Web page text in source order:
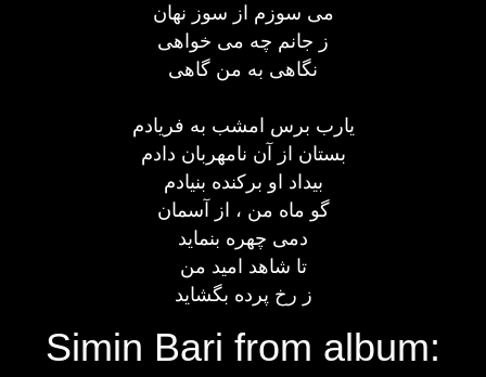
می سوزم از سوز نهان
ز جانم چه می خواهی
نگاهی به من گاهی
یارب برس امشب به فریادم
بستان از آن نامهربان دادم
بیداد او برکنده بنیادم
گو ماه من ، از آسمان
دمی چهره بنماید
تا شاهد امید من
ز رخ پرده بگشاید
Simin Bari from album: